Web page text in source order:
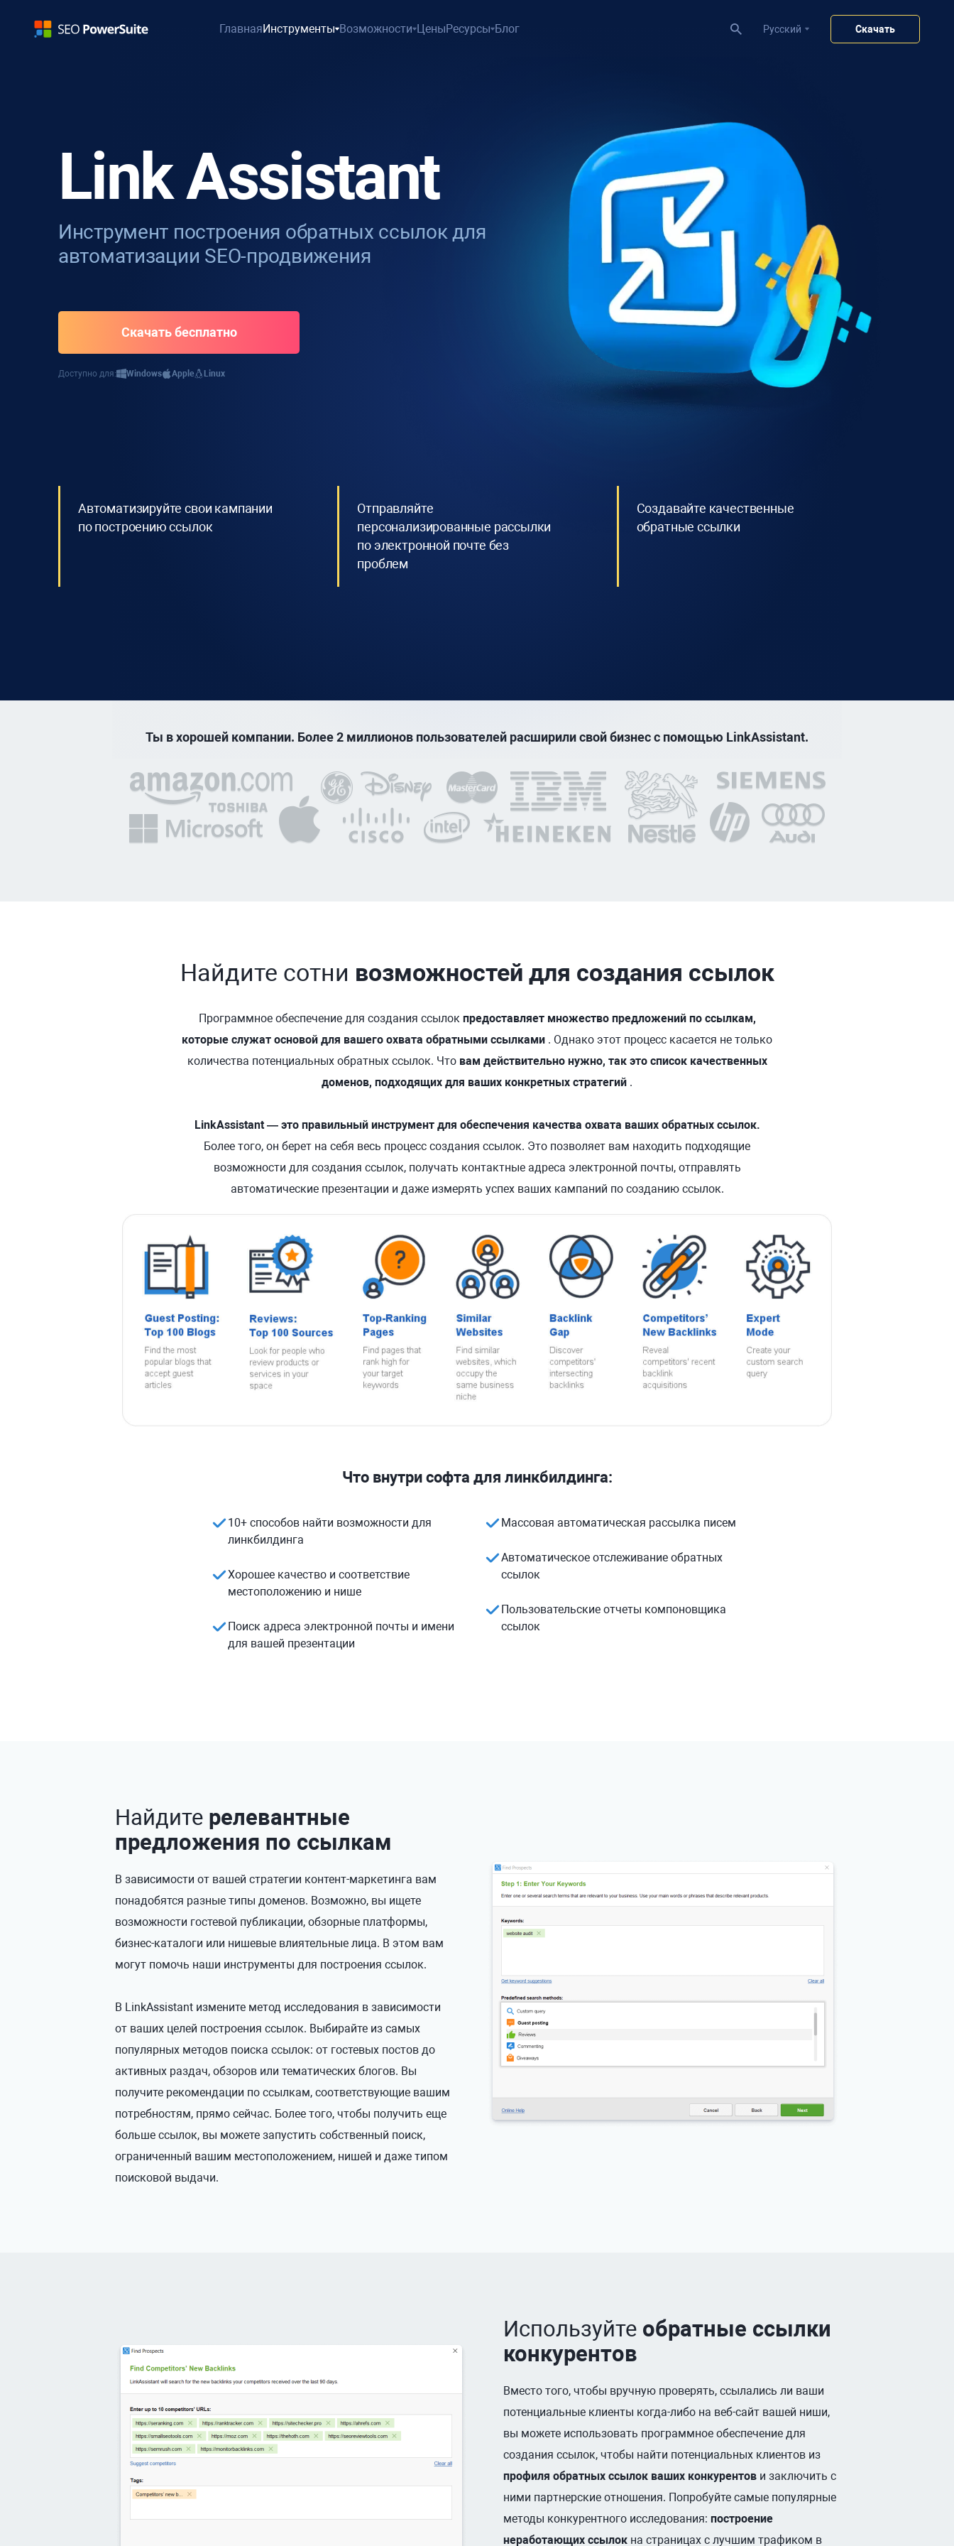
ГлавнаяИнструменты Возможности ЦеныРесурсы Блог Pусский Скачать
Link Assistant
Инструмент построения обратных ссылок для
автоматизации SEO-продвижения
Скачать бесплатно
Доступно для: Windows Apple Linux
Автоматизируйте свои кампании
по построению ссылок
Отправляйте
персонализированные рассылки
по электронной почте без
проблем
Создавайте качественные
обратные ссылки
Ты в хорошей компании. Более 2 миллионов пользователей расширили свой бизнес с помощью LinkAssistant.
Найдите сотни возможностей для создания ссылок
Программное обеспечение для создания ссылок предоставляет множество предложений по ссылкам,
которые служат основой для вашего охвата обратными ссылками . Однако этот процесс касается не только
количества потенциальных обратных ссылок. Что вам действительно нужно, так это список качественных
доменов, подходящих для ваших конкретных стратегий .
LinkAssistant — это правильный инструмент для обеспечения качества охвата ваших обратных ссылок.
Более того, он берет на себя весь процесс создания ссылок. Это позволяет вам находить подходящие
возможности для создания ссылок, получать контактные адреса электронной почты, отправлять
автоматические презентации и даже измерять успех ваших кампаний по созданию ссылок.
Что внутри софта для линкбилдинга:
10+ способов найти возможности для
линкбилдинга
Хорошее качество и соответствие
местоположению и нише
Поиск адреса электронной почты и имени
для вашей презентации
Массовая автоматическая рассылка писем
Автоматическое отслеживание обратных
ссылок
Пользовательские отчеты компоновщика
ссылок
Найдите релевантные
предложения по ссылкам
В зависимости от вашей стратегии контент-маркетинга вам
понадобятся разные типы доменов. Возможно, вы ищете
возможности гостевой публикации, обзорные платформы,
бизнес-каталоги или нишевые влиятельные лица. В этом вам
могут помочь наши инструменты для построения ссылок.
В LinkAssistant измените метод исследования в зависимости
от ваших целей построения ссылок. Выбирайте из самых
популярных методов поиска ссылок: от гостевых постов до
активных раздач, обзоров или тематических блогов. Вы
получите рекомендации по ссылкам, соответствующие вашим
потребностям, прямо сейчас. Более того, чтобы получить еще
больше ссылок, вы можете запустить собственный поиск,
ограниченный вашим местоположением, нишей и даже типом
поисковой выдачи.
Используйте обратные ссылки
конкурентов
Вместо того, чтобы вручную проверять, ссылались ли ваши
потенциальные клиенты когда-либо на веб-сайт вашей ниши,
вы можете использовать программное обеспечение для
создания ссылок, чтобы найти потенциальных клиентов из
профиля обратных ссылок ваших конкурентов и заключить с
ними партнерские отношения. Попробуйте самые популярные
методы конкурентного исследования: построение
неработающих ссылок на страницах с лучшим трафиком в